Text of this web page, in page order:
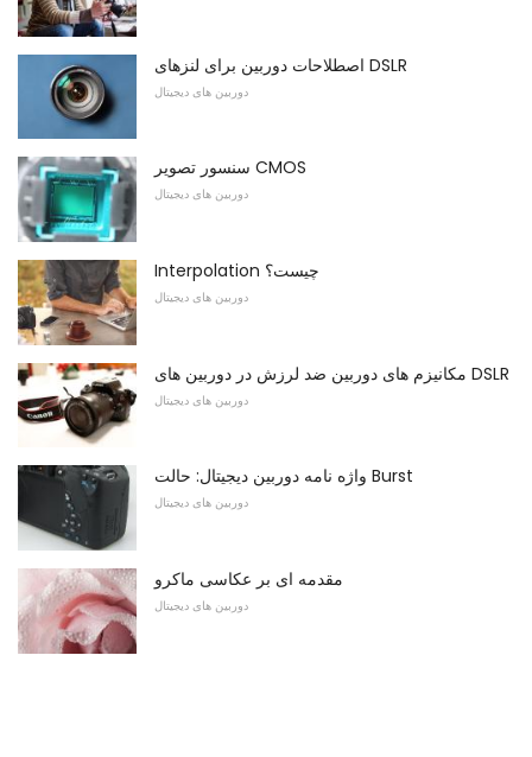
اصطلاحات دوربین برای لنزهای DSLR
دوربین های دیجیتال
سنسور تصویر CMOS
دوربین های دیجیتال
Interpolation چیست؟
دوربین های دیجیتال
مکانیزم های دوربین ضد لرزش در دوربین های DSLR
دوربین های دیجیتال
واژه نامه دوربین دیجیتال: حالت Burst
دوربین های دیجیتال
مقدمه ای بر عکاسی ماکرو
دوربین های دیجیتال